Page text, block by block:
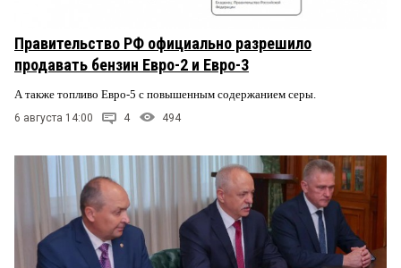
Правительство РФ официально разрешило
продавать бензин Евро-2 и Евро-3
А также топливо Евро-5 с повышенным содержанием серы.
6 августа 14:00 4 494